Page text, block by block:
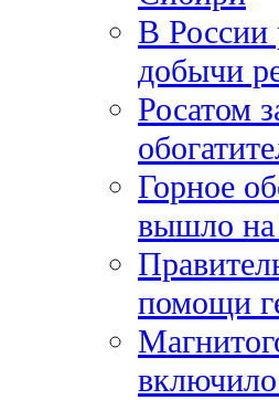
В России
добычи
Росатом
Горное
вышло
помощи